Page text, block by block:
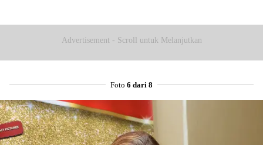
Advertisement - Scroll untuk Melanjutkan
Foto 6 dari 8
Share to others
Pinterest